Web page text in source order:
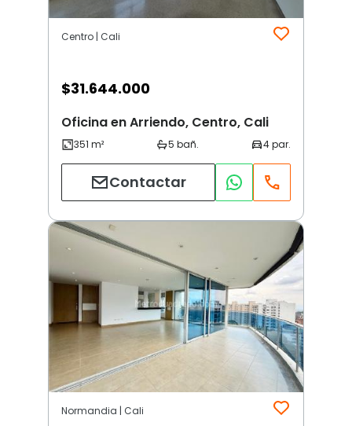
Centro | Cali
$31.644.000
Oficina en Arriendo, Centro, Cali
Contactar
Normandia | Cali